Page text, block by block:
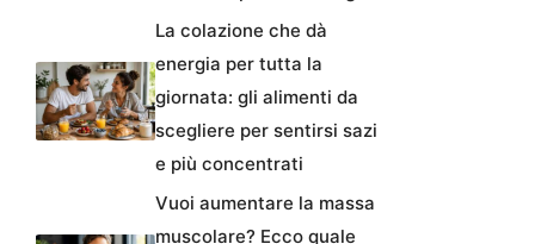
La colazione che dà
energia per tutta la
giornata: gli alimenti da
scegliere per sentirsi sazi
e più concentrati
Vuoi aumentare la massa
muscolare? Ecco quale